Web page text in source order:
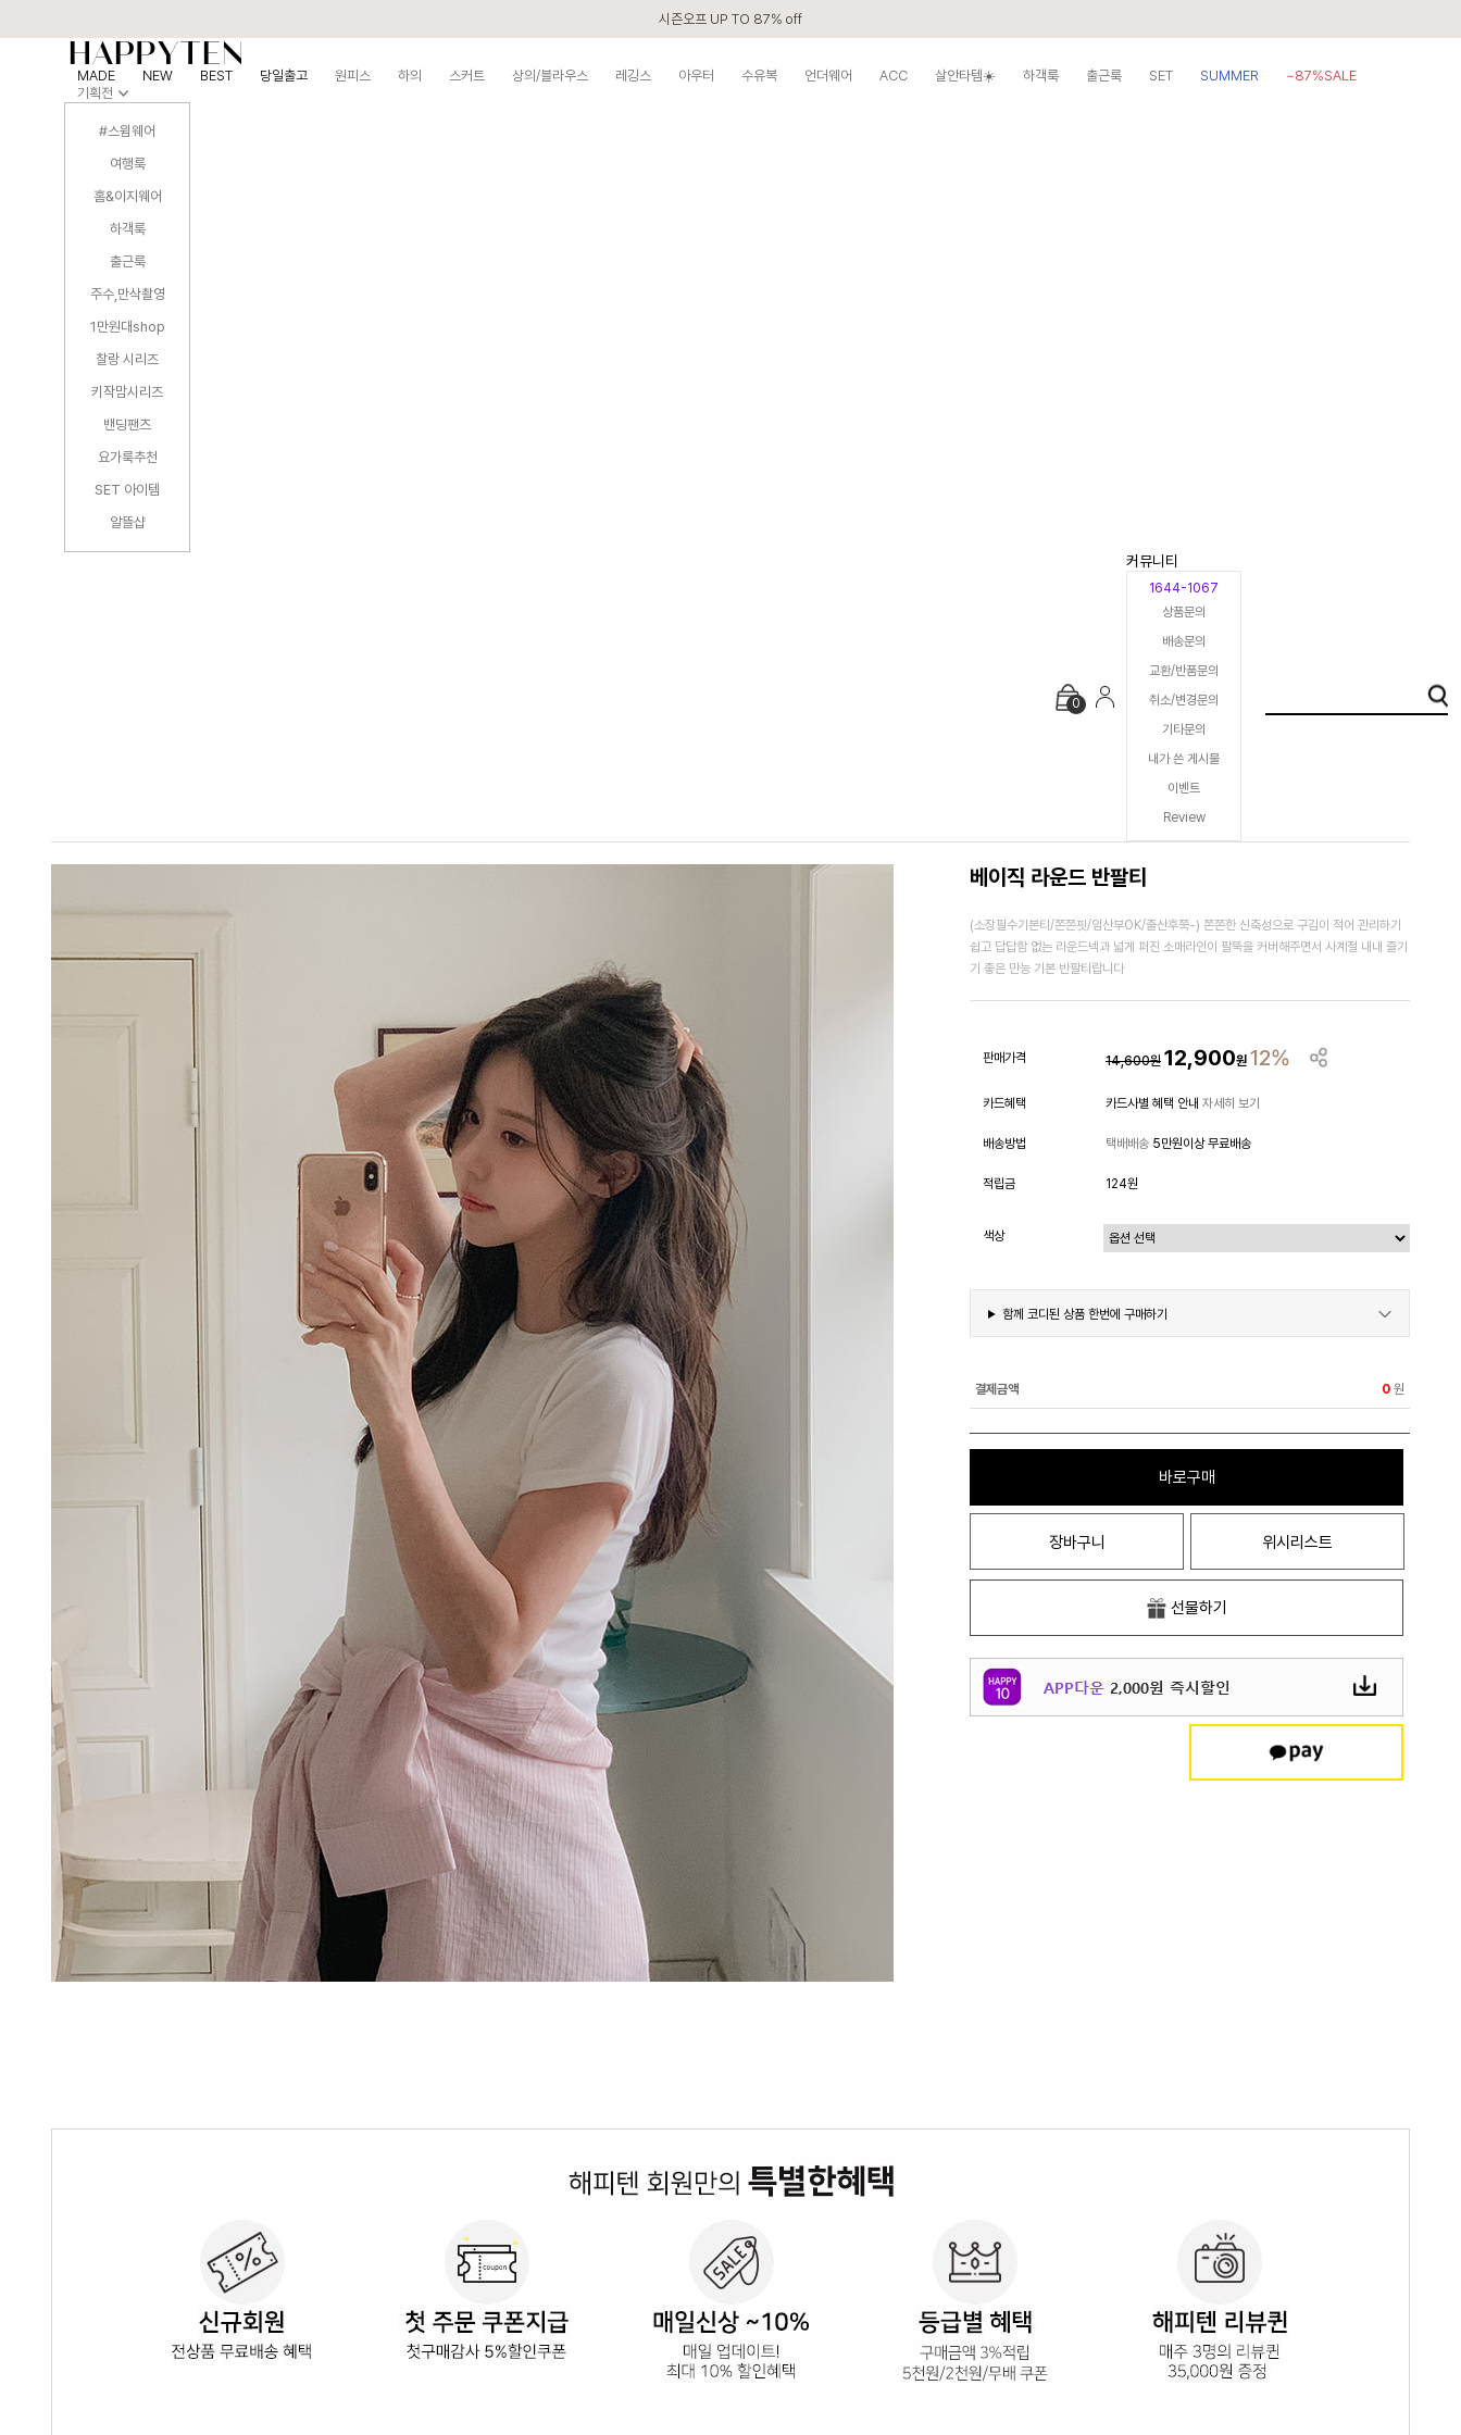
시즌오프 UP TO 87% off
MADE NEW BEST 당일출고 원피스 하의 스커트 상의/블라우스 레깅스 아우터 수유복 언더웨어 ACC 살안타템☀️ 하객룩 출근룩 SET SUMMER
~87%SALE
기획전
#스윔웨어
여행룩
홈&이지웨어
하객룩
출근룩
주수,만삭촬영
1만원대shop
찰랑 시리즈
키작맘시리즈
밴딩팬츠
요가룩추천
SET 아이템
알뜰샵
0
커뮤니티
1644-1067
상품문의
배송문의
교환/반품문의
취소/변경문의
기타문의
내가 쓴 게시물
이벤트
Review
베이직 라운드 반팔티
(소장필수기본티/쫀쫀핏/임산부OK/출산후쭉-) 쫀쫀한 신축성으로 구김이 적어 관리하기
쉽고 답답함 없는 라운드넥과 넓게 퍼진 소매라인이 팔뚝을 커버해주면서 사계절 내내 즐기
기 좋은 만능 기본 반팔티랍니다
판매가격 14,600원 12,900원 12%
카드혜택 카드사별 혜택 안내 자세히 보기
배송방법 택배배송 5만원이상 무료배송
적립금 124원
색상
함께 코디된 상품 한번에 구매하기
결제금액 0 원
바로구매
장바구니 위시리스트
선물하기